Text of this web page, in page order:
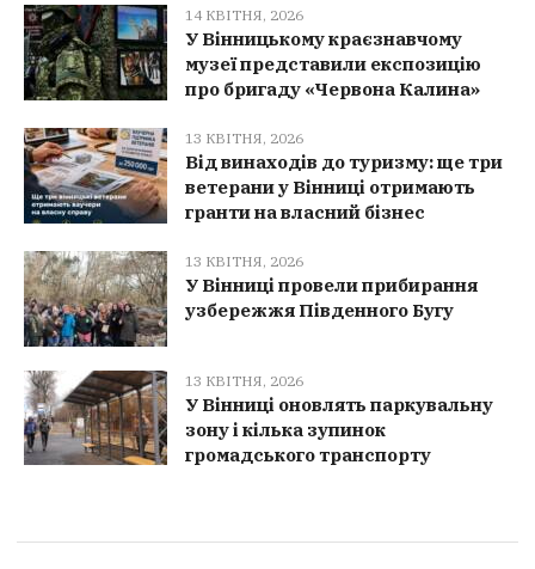
14 КВІТНЯ, 2026
У Вінницькому краєзнавчому
музеї представили експозицію
про бригаду «Червона Калина»
13 КВІТНЯ, 2026
Від винаходів до туризму: ще три
ветерани у Вінниці отримають
гранти на власний бізнес
13 КВІТНЯ, 2026
У Вінниці провели прибирання
узбережжя Південного Бугу
13 КВІТНЯ, 2026
У Вінниці оновлять паркувальну
зону і кілька зупинок
громадського транспорту